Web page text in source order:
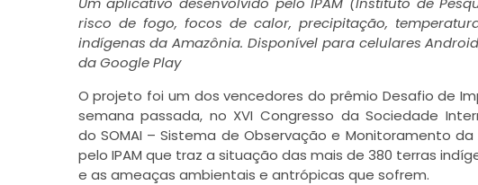
risco de fogo, focos de calor, precipitação,
indígenas da Amazônia. Disponível para celulares
da Google Play
O projeto foi um dos vencedores do prêmio Desafio de
semana passada, no XVI Congresso da Sociedade
do SOMAI – Sistema de Observação e Monitoramento
pelo IPAM que traz a situação das mais de 380 terras
e as ameaças ambientais e antrópicas que sofrem.